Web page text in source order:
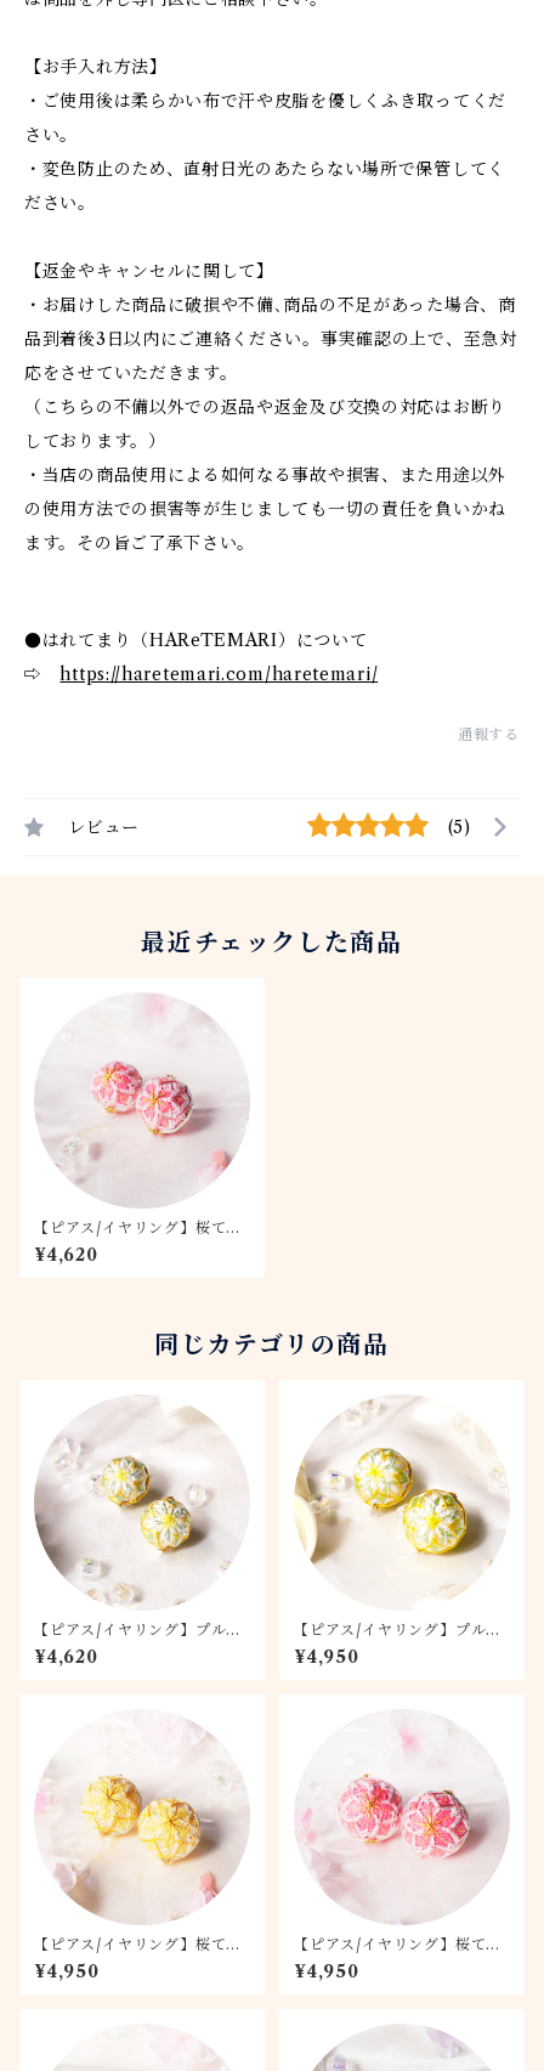
【お手入れ方法】
・ご使用後は柔らかい布で汗や皮脂を優しくふき取ってくだ
さい。
・変色防止のため、直射日光のあたらない場所で保管してく
ださい。
【返金やキャンセルに関して】
・お届けした商品に破損や不備､商品の不足があった場合、商
品到着後3日以内にご連絡ください。事実確認の上で、至急対
応をさせていただきます。
（こちらの不備以外での返品や返金及び交換の対応はお断り
しております。）
・当店の商品使用による如何なる事故や損害、また用途以外
の使用方法での損害等が生じましても一切の責任を負いかね
ます。その旨ご了承下さい。
●はれてまり（HAReTEMARI）について
⇨https://haretemari.com/haretemari/
通報する
レビュー (5)
最近チェックした商品
【ピアス/イヤリング】桜てま
り -桃桜- 1.5
¥4,620
同じカテゴリの商品
【ピアス/イヤリング】プルメ
リア 1.5
¥4,620
【ピアス/イヤリング】プルメ
リア 2.0
¥4,950
【ピアス/イヤリング】桜てま
り -月桜- 2.0
¥4,950
【ピアス/イヤリング】桜てま
り -桃桜- 2.0
¥4,950